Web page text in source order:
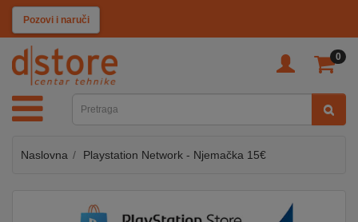
Pozovi i naruči
0
KATEGORIJE
TV
SAT
MOBILNI
Naslovna Playstation Network - Njemačka 15€